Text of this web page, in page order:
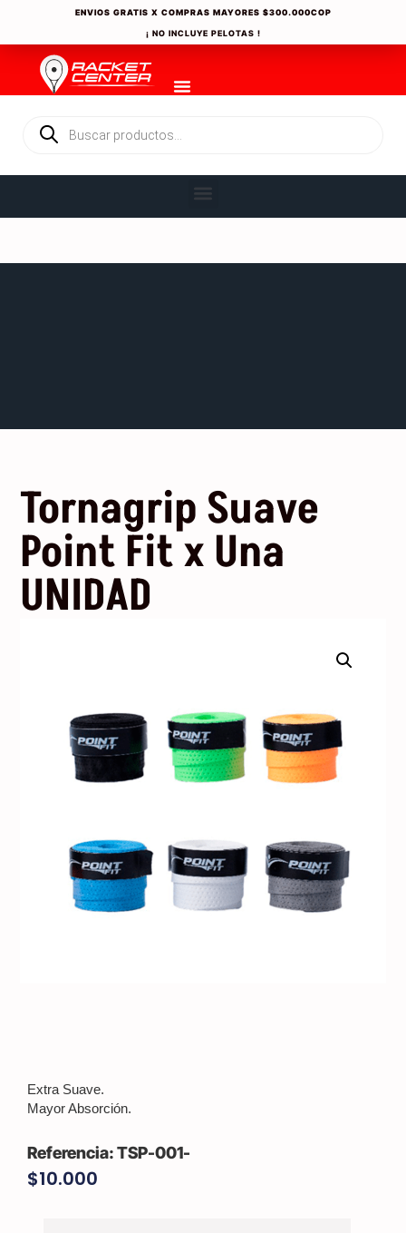
ENVIOS GRATIS X COMPRAS MAYORES $300.000COP
¡ NO INCLUYE PELOTAS !
Tornagrip Suave
Point Fit x Una
UNIDAD
Extra Suave.
Mayor Absorción.
TSP-001-
$10.000